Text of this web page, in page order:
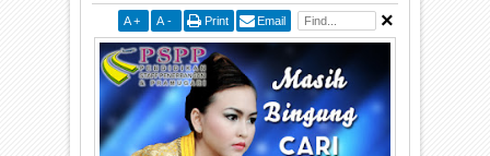
A + A - Print Email